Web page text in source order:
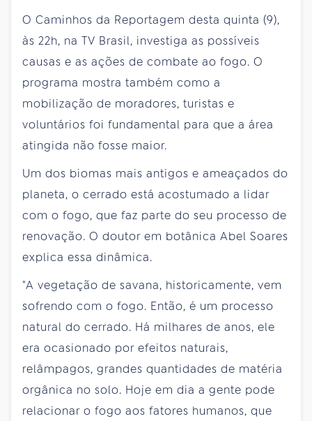
O Caminhos da Reportagem desta quinta (9),
às 22h, na TV Brasil, investiga as possíveis
causas e as ações de combate ao fogo. O
programa mostra também como a
mobilização de moradores, turistas e
voluntários foi fundamental para que a área
atingida não fosse maior.
Um dos biomas mais antigos e ameaçados do
planeta, o cerrado está acostumado a lidar
com o fogo, que faz parte do seu processo de
renovação. O doutor em botânica Abel Soares
explica essa dinâmica.
"A vegetação de savana, historicamente, vem
sofrendo com o fogo. Então, é um processo
natural do cerrado. Há milhares de anos, ele
era ocasionado por efeitos naturais,
relâmpagos, grandes quantidades de matéria
orgânica no solo. Hoje em dia a gente pode
relacionar o fogo aos fatores humanos, que